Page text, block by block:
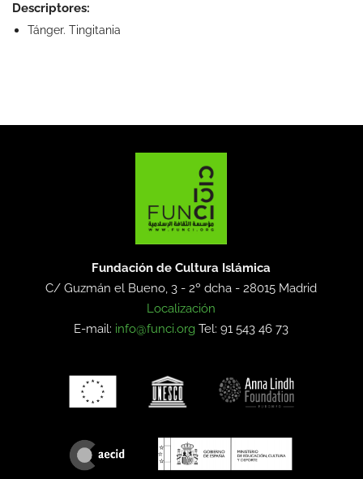
Descriptores:
Tánger. Tingitania
Fundación de Cultura Islámica
C/ Guzmán el Bueno, 3 - 2º dcha -28015 Madrid
Localización
E-mail: info@funci.org Tel: 91 543 46 73